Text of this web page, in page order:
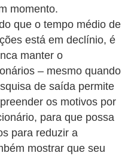
momento.
que o tempo médio de
está em declínio, é
manter o
– mesmo quando
de saída permite
os motivos por
para que possa
para reduzir a
mostrar que seu